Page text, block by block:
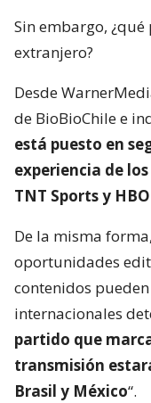
Sin embargo, ¿qué
extranjero?
Desde
de BioBioChile e
está puesto en
experiencia de
TNT Sports y
De la misma
oportunidades
contenidos
internacionales
partido que
transmisión
Brasil y México“.